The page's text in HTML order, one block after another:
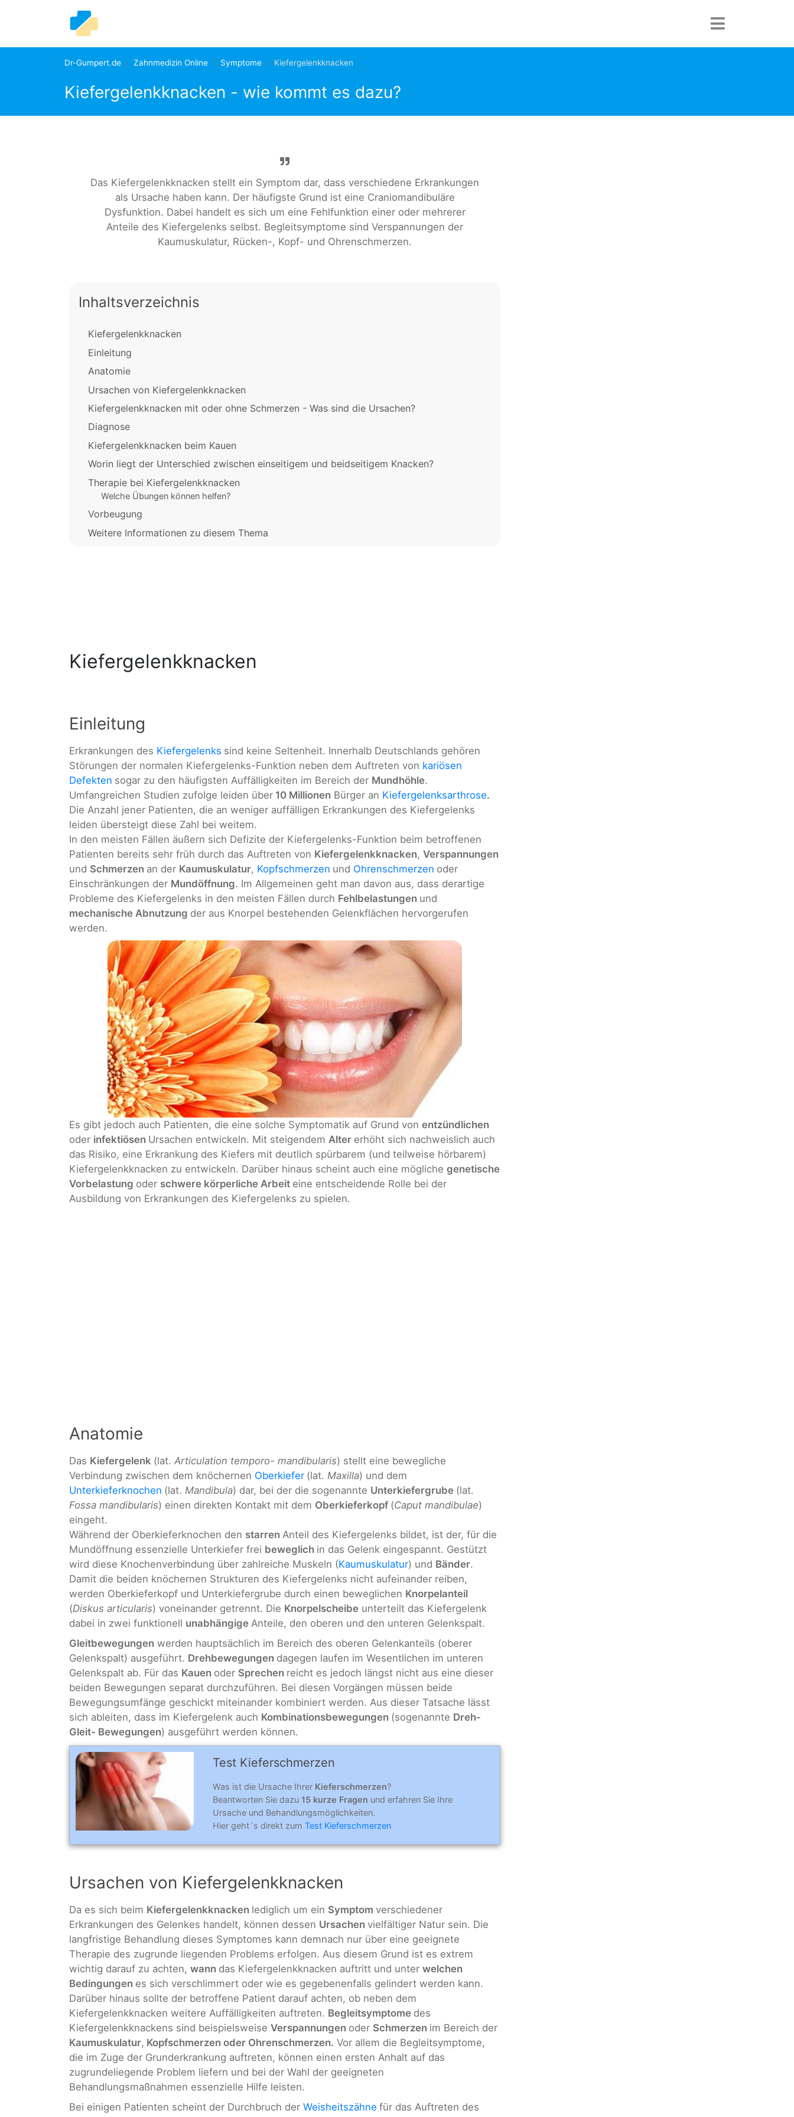
Dr-Gumpert.de Zahnmedizin Online Symptome Kiefergelenkknacken
Kiefergelenkknacken - wie kommt es dazu?
Das Kiefergelenkknacken stellt ein Symptom dar, dass verschiedene Erkrankungen
als Ursache haben kann. Der häufigste Grund ist eine Craniomandibuläre
Dysfunktion. Dabei handelt es sich um eine Fehlfunktion einer oder mehrerer
Anteile des Kiefergelenks selbst. Begleitsymptome sind Verspannungen der
Kaumuskulatur, Rücken-, Kopf- und Ohrenschmerzen.
Inhaltsverzeichnis
Kiefergelenkknacken
Einleitung
Anatomie
Ursachen von Kiefergelenkknacken
Kiefergelenkknacken mit oder ohne Schmerzen - Was sind die Ursachen?
Diagnose
Kiefergelenkknacken beim Kauen
Worin liegt der Unterschied zwischen einseitigem und beidseitigem Knacken?
Therapie bei Kiefergelenkknacken
Welche Übungen können helfen?
Vorbeugung
Weitere Informationen zu diesem Thema
Kiefergelenkknacken
Einleitung
Erkrankungen des Kiefergelenks sind keine Seltenheit. Innerhalb Deutschlands gehören
Störungen der normalen Kiefergelenks-Funktion neben dem Auftreten von kariösen
Defekten sogar zu den häufigsten Auffälligkeiten im Bereich der Mundhöhle.
Umfangreichen Studien zufolge leiden über 10 Millionen Bürger an Kiefergelenksarthrose.
Die Anzahl jener Patienten, die an weniger auffälligen Erkrankungen des Kiefergelenks
leiden übersteigt diese Zahl bei weitem.
In den meisten Fällen äußern sich Defizite der Kiefergelenks-Funktion beim betroffenen
Patienten bereits sehr früh durch das Auftreten von Kiefergelenkknacken, Verspannungen
und Schmerzen an der Kaumuskulatur, Kopfschmerzen und Ohrenschmerzen oder
Einschränkungen der Mundöffnung. Im Allgemeinen geht man davon aus, dass derartige
Probleme des Kiefergelenks in den meisten Fällen durch Fehlbelastungen und
mechanische Abnutzung der aus Knorpel bestehenden Gelenkflächen hervorgerufen
werden.
Es gibt jedoch auch Patienten, die eine solche Symptomatik auf Grund von entzündlichen
oder infektiösen Ursachen entwickeln. Mit steigendem Alter erhöht sich nachweislich auch
das Risiko, eine Erkrankung des Kiefers mit deutlich spürbarem (und teilweise hörbarem)
Kiefergelenkknacken zu entwickeln. Darüber hinaus scheint auch eine mögliche genetische
Vorbelastung oder schwere körperliche Arbeit eine entscheidende Rolle bei der
Ausbildung von Erkrankungen des Kiefergelenks zu spielen.
Anatomie
Das Kiefergelenk (lat. Articulation temporo- mandibularis) stellt eine bewegliche
Verbindung zwischen dem knöchernen Oberkiefer (lat. Maxilla) und dem
Unterkieferknochen (lat. Mandibula) dar, bei der die sogenannte Unterkiefergrube (lat.
Fossa mandibularis) einen direkten Kontakt mit dem Oberkieferkopf (Caput mandibulae)
eingeht.
Während der Oberkieferknochen den starren Anteil des Kiefergelenks bildet, ist der, für die
Mundöffnung essenzielle Unterkiefer frei beweglich in das Gelenk eingespannt. Gestützt
wird diese Knochenverbindung über zahlreiche Muskeln (Kaumuskulatur) und Bänder.
Damit die beiden knöchernen Strukturen des Kiefergelenks nicht aufeinander reiben,
werden Oberkieferkopf und Unterkiefergrube durch einen beweglichen Knorpelanteil
(Diskus articularis) voneinander getrennt. Die Knorpelscheibe unterteilt das Kiefergelenk
dabei in zwei funktionell unabhängige Anteile, den oberen und den unteren Gelenkspalt.
Gleitbewegungen werden hauptsächlich im Bereich des oberen Gelenkanteils (oberer
Gelenkspalt) ausgeführt. Drehbewegungen dagegen laufen im Wesentlichen im unteren
Gelenkspalt ab. Für das Kauen oder Sprechen reicht es jedoch längst nicht aus eine dieser
beiden Bewegungen separat durchzuführen. Bei diesen Vorgängen müssen beide
Bewegungsumfänge geschickt miteinander kombiniert werden. Aus dieser Tatsache lässt
sich ableiten, dass im Kiefergelenk auch Kombinationsbewegungen (sogenannte Dreh-
Gleit- Bewegungen) ausgeführt werden können.
Test Kiefer­schmer­zen
Was ist die Ursache Ihrer Kieferschmerzen?
Beantworten Sie dazu 15 kurze Fragen und erfahren Sie Ihre
Ursache und Behandlungsmöglichkeiten.
Hier geht´s direkt zum Test Kieferschmerzen
Ursachen von Kiefergelenkknacken
Da es sich beim Kiefergelenkknacken lediglich um ein Symptom verschiedener
Erkrankungen des Gelenkes handelt, können dessen Ursachen vielfältiger Natur sein. Die
langfristige Behandlung dieses Symptomes kann demnach nur über eine geeignete
Therapie des zugrunde liegenden Problems erfolgen. Aus diesem Grund ist es extrem
wichtig darauf zu achten, wann das Kiefergelenkknacken auftritt und unter welchen
Bedingungen es sich verschlimmert oder wie es gegebenenfalls gelindert werden kann.
Darüber hinaus sollte der betroffene Patient darauf achten, ob neben dem
Kiefergelenkknacken weitere Auffälligkeiten auftreten. Begleitsymptome des
Kiefergelenkknackens sind beispielsweise Verspannungen oder Schmerzen im Bereich der
Kaumuskulatur, Kopfschmerzen oder Ohrenschmerzen. Vor allem die Begleitsymptome,
die im Zuge der Grunderkrankung auftreten, können einen ersten Anhalt auf das
zugrundeliegende Problem liefern und bei der Wahl der geeigneten
Behandlungsmaßnahmen essenzielle Hilfe leisten.
Bei einigen Patienten scheint der Durchbruch der Weisheitszähne für das Auftreten des